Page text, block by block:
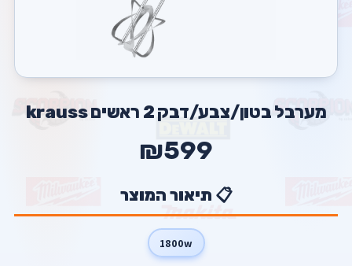
מערבל בטון/צבע/דבק 2 ראשים krauss
₪599
📋 תיאור המוצר
1800w